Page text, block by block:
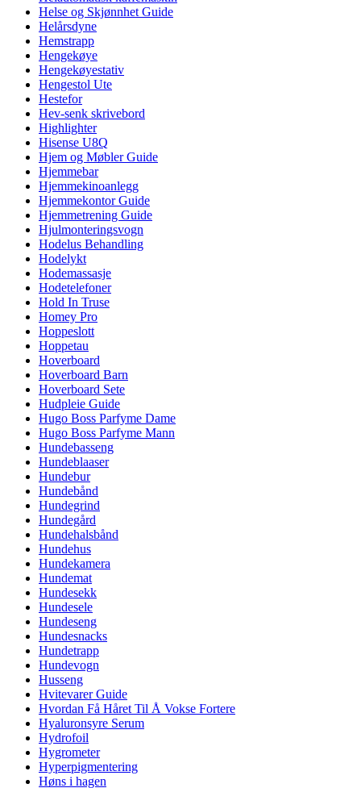
Helse og Skjønnhet Guide
Helårsdyne
Hemstrapp
Hengekøye
Hengekøyestativ
Hengestol Ute
Hestefor
Hev-senk skrivebord
Highlighter
Hisense U8Q
Hjem og Møbler Guide
Hjemmebar
Hjemmekinoanlegg
Hjemmekontor Guide
Hjemmetrening Guide
Hjulmonteringsvogn
Hodelus Behandling
Hodelykt
Hodemassasje
Hodetelefoner
Hold In Truse
Homey Pro
Hoppeslott
Hoppetau
Hoverboard
Hoverboard Barn
Hoverboard Sete
Hudpleie Guide
Hugo Boss Parfyme Dame
Hugo Boss Parfyme Mann
Hundebasseng
Hundeblaaser
Hundebur
Hundebånd
Hundegrind
Hundegård
Hundehalsbånd
Hundehus
Hundekamera
Hundemat
Hundesekk
Hundesele
Hundeseng
Hundesnacks
Hundetrapp
Hundevogn
Husseng
Hvitevarer Guide
Hvordan Få Håret Til Å Vokse Fortere
Hyaluronsyre Serum
Hydrofoil
Hygrometer
Hyperpigmentering
Høns i hagen